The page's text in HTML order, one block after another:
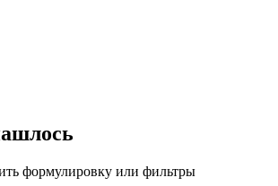
формулировку или фильтры